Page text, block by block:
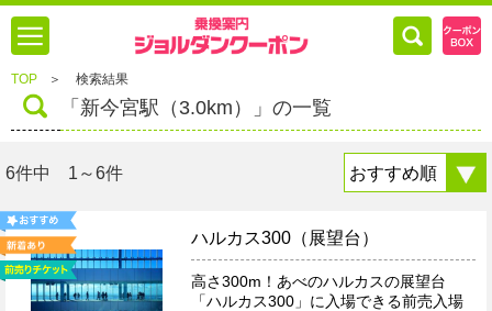
TOP ＞ 検索結果
「新今宮駅（3.0km）」の一覧
6件中 1～6件
ハルカス300（展望台）
高さ300m！あべのハルカスの展望台
「ハルカス300」に入場できる前売入場